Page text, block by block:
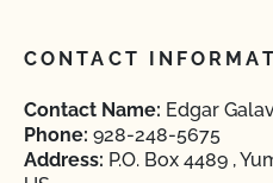
CONTACT
Contact Name: Edgar
Phone: 928-248-5675
Address: P.O. Box 4489 ,